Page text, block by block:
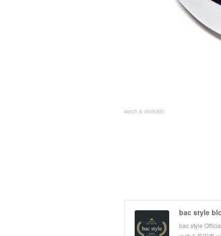
watch & clock(85)
bac style
bac style